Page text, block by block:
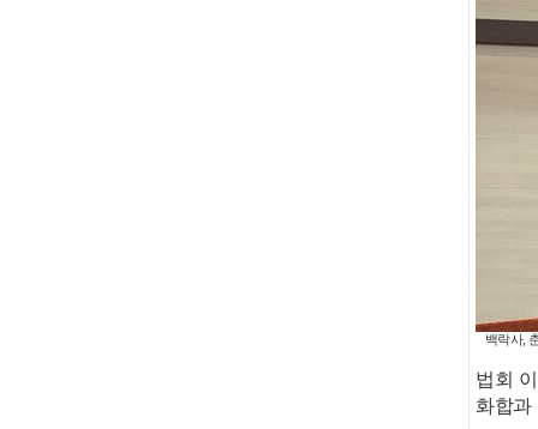
백락사,
법회
화합과